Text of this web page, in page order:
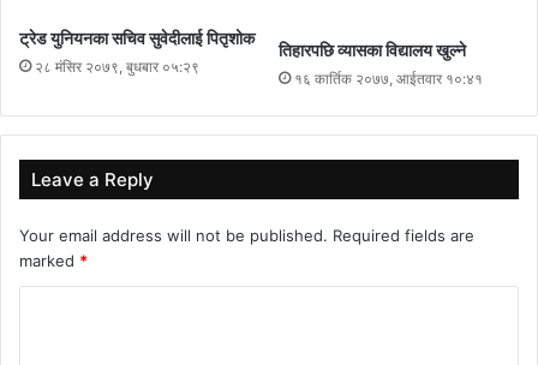
ट्रेड युनियनका सचिव सुवेदीलाई पितृशोक
२८ मंसिर २०७९, बुधबार ०५:२९
तिहारपछि व्यासका विद्यालय खुल्ने
१६ कार्तिक २०७७, आईतवार १०:४१
Leave a Reply
Your email address will not be published. Required fields are
marked *